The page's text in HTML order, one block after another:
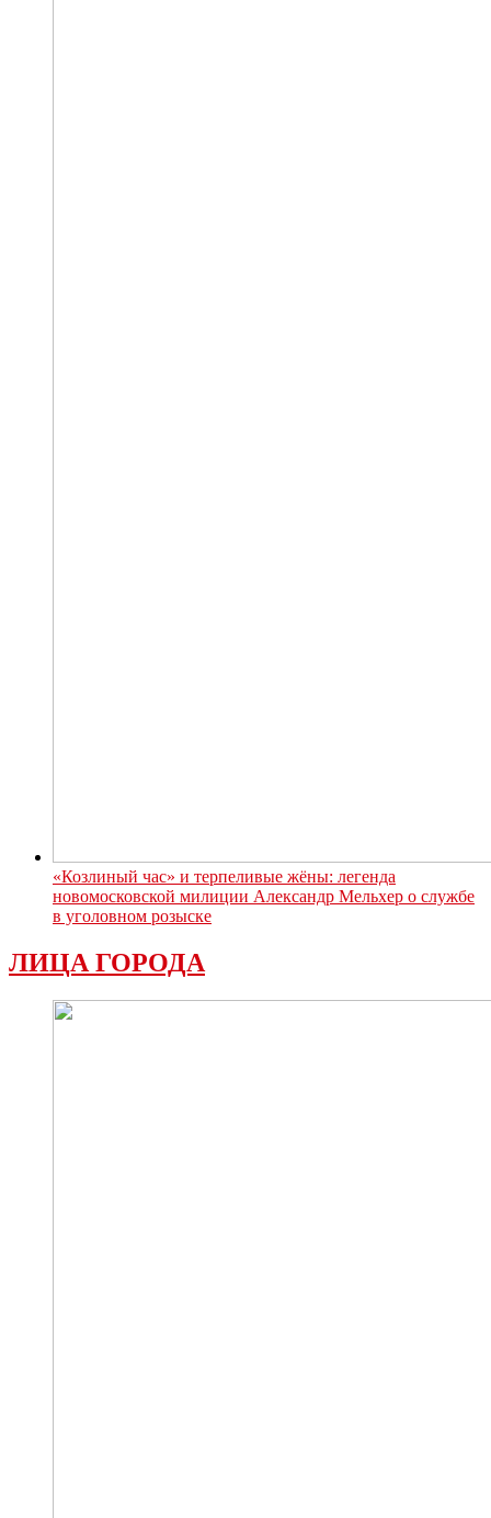
«Козлиный час» и терпеливые жёны: легенда
новомосковской милиции Александр Мельхер о службе
в уголовном розыске
ЛИЦА ГОРОДА